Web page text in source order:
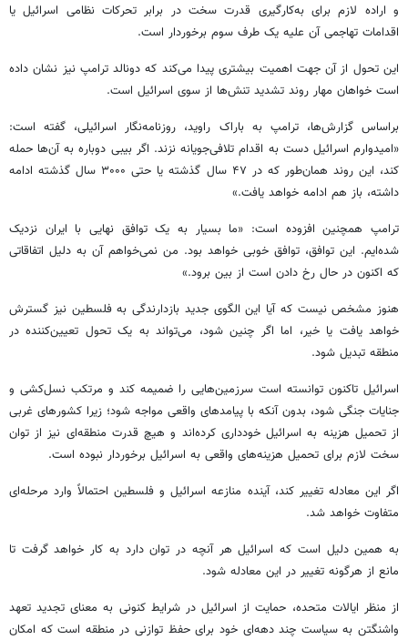
و اراده لازم برای به‌کارگیری قدرت سخت در برابر تحرکات نظامی اسرائیل یا
اقدامات تهاجمی آن علیه یک طرف سوم برخوردار است.
این تحول از آن جهت اهمیت بیشتری پیدا می‌کند که دونالد ترامپ نیز نشان داده
است خواهان مهار روند تشدید تنش‌ها از سوی اسرائیل است.
براساس گزارش‌ها، ترامپ به باراک راوید، روزنامه‌نگار اسرائیلی، گفته است:
«امیدوارم اسرائیل دست به اقدام تلافی‌جویانه نزند. اگر بیبی دوباره به آن‌ها حمله
کند، این روند همان‌طور که در ۴۷ سال گذشته یا حتی ۳۰۰۰ سال گذشته ادامه
داشته، باز هم ادامه خواهد یافت.»
ترامپ همچنین افزوده است: «ما بسیار به یک توافق نهایی با ایران نزدیک
شده‌ایم. این توافق، توافق خوبی خواهد بود. من نمی‌خواهم آن به دلیل اتفاقاتی
که اکنون در حال رخ دادن است از بین برود.»
هنوز مشخص نیست که آیا این الگوی جدید بازدارندگی به فلسطین نیز گسترش
خواهد یافت یا خیر، اما اگر چنین شود، می‌تواند به یک تحول تعیین‌کننده در
منطقه تبدیل شود.
اسرائیل تاکنون توانسته است سرزمین‌هایی را ضمیمه کند و مرتکب نسل‌کشی و
جنایات جنگی شود، بدون آنکه با پیامدهای واقعی مواجه شود؛ زیرا کشورهای غربی
از تحمیل هزینه به اسرائیل خودداری کرده‌اند و هیچ قدرت منطقه‌ای نیز از توان
سخت لازم برای تحمیل هزینه‌های واقعی به اسرائیل برخوردار نبوده است.
اگر این معادله تغییر کند، آینده منازعه اسرائیل و فلسطین احتمالاً وارد مرحله‌ای
متفاوت خواهد شد.
به همین دلیل است که اسرائیل هر آنچه در توان دارد به کار خواهد گرفت تا
مانع از هرگونه تغییر در این معادله شود.
از منظر ایالات متحده، حمایت از اسرائیل در شرایط کنونی به معنای تجدید تعهد
واشنگتن به سیاست چند دهه‌ای خود برای حفظ توازنی در منطقه است که امکان